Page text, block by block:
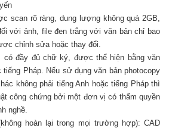
scan rõ ràng, dung lượng không quá 2GB,
với ảnh, file đen trắng với văn bản chỉ bao
chỉnh sửa hoặc thay đổi.
có đầy đủ chữ ký, được thể hiện bằng văn
tiếng Pháp. Nếu sử dụng văn bản photocopy
không phải tiếng Anh hoặc tiếng Pháp thì
công chứng bởi một đơn vị có thẩm quyền
nghề.
hoàn lại trong mọi trường hợp): CAD